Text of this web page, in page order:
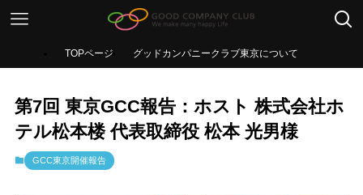
TOPページ グッドカンパニークラブ東京について
第7回 東京GCC報告：ホスト 株式会社ホ
テル松本楼 代表取締役 松本 光男様
GCC東京開催報告